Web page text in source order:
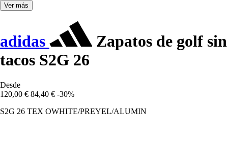
Ver más
adidas
Zapatos de golf sin
tacos S2G 26
Desde
120,00 € 84,40 € -30%
S2G 26 TEX OWHITE/PREYEL/ALUMIN